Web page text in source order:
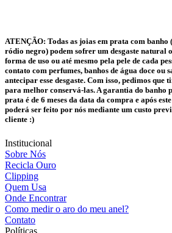
ATENÇÃO: Todas as joias em prata com
ródio negro) podem sofrer um desgaste natural
forma de uso ou até mesmo pela pele de cada
contato com perfumes, banhos de água doce ou
antecipar esse desgaste. Com isso, pedimos que
para melhor conservá-las. A garantia do banho
prata é de 6 meses da data da compra e após
poderá ser feito por nós mediante um custo
cliente :)
Institucional
Sobre Nós
Recicla Ouro
Clipping
Quem Usa
Onde Encontrar
Como medir o aro do meu anel?
Contato
Políticas